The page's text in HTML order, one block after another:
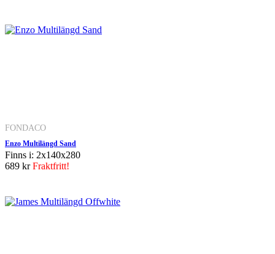
FONDACO
Enzo Multilängd Sand
Finns i: 2x140x280
689 krFraktfritt!